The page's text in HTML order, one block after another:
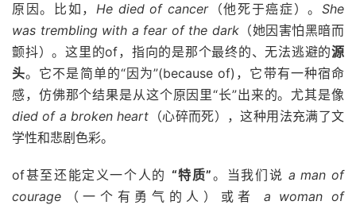
原因。比如， He died of cancer（他死于癌症）。 She
was trembling with a fear of the dark（她因害怕黑暗而
颤抖）。这里的of，指向的是那个最终的、无法逃避的源
头。它不是简单的“因为”(because of)，它带有一种宿命
感，仿佛那个结果是从这个原因里“长”出来的。尤其是像
died of a broken heart （心碎而死），这种用法充满了文
学性和悲剧色彩。
of甚至还能定义一个人的 “特质”。当我们说 a man of
courage （一个有勇气的人）或者 a woman of